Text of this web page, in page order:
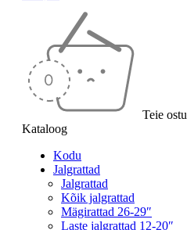
Teie
Kataloog
Kodu
Jalgrattad
Jalgrattad
Kõik jalgrattad
Mägirattad 26-29″
Laste jalgrattad 12-20″